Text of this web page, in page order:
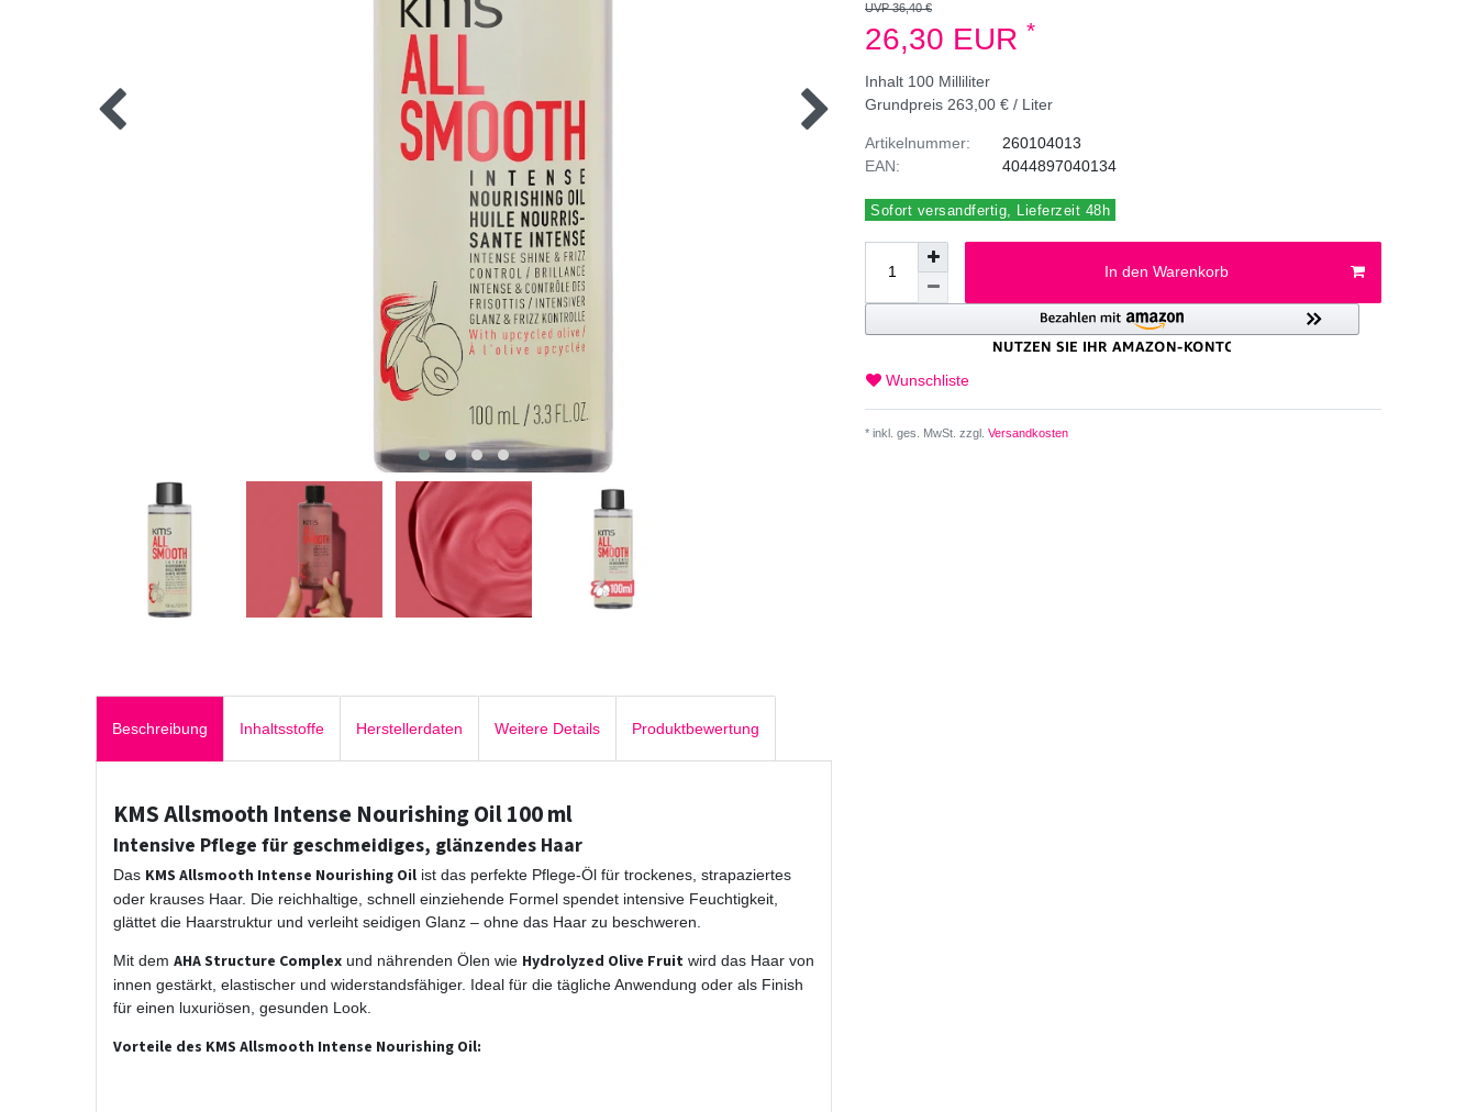
UVP 36,40 €
26,30 EUR *
Inhalt 100 Milliliter
Grundpreis 263,00 € / Liter
Artikelnummer:
EAN:
260104013
4044897040134
Sofort versandfertig, Lieferzeit 48h
In den Warenkorb
Wunschliste
* inkl. ges. MwSt. zzgl. Versandkosten
Beschreibung Inhaltsstoffe Herstellerdaten Weitere Details Produktbewertung
KMS Allsmooth Intense Nourishing Oil 100 ml
Intensive Pflege für geschmeidiges, glänzendes Haar
Das KMS Allsmooth Intense Nourishing Oil ist das perfekte Pflege-Öl für trockenes, strapaziertes
oder krauses Haar. Die reichhaltige, schnell einziehende Formel spendet intensive Feuchtigkeit,
glättet die Haarstruktur und verleiht seidigen Glanz – ohne das Haar zu beschweren.
Mit dem AHA Structure Complex und nährenden Ölen wie Hydrolyzed Olive Fruit wird das Haar von
innen gestärkt, elastischer und widerstandsfähiger. Ideal für die tägliche Anwendung oder als Finish
für einen luxuriösen, gesunden Look.
Vorteile des KMS Allsmooth Intense Nourishing Oil: